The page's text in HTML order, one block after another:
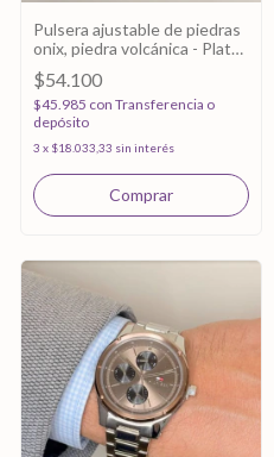
Pulsera ajustable de piedras
onix, piedra volcánica - Plata
925
$54.100
$45.985 con Transferencia o
depósito
3 x $18.033,33 sin interés